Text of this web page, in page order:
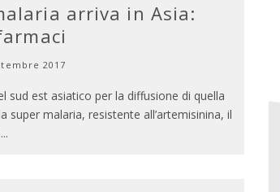
arriva in Asia:
2017
sud est asiatico per la diffusione di quella
super malaria, resistente all’artemisinina, il
...